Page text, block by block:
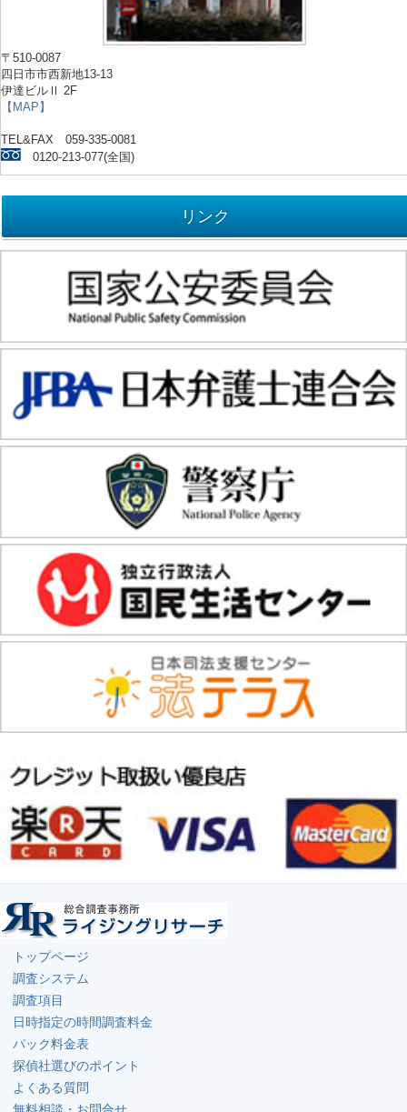
〒510-0087
四日市市西新地13-13
伊達ビルⅡ 2F
【MAP】
TEL&FAX 059-335-0081
0120-213-077(全国)
リンク
トップページ
調査システム
調査項目
日時指定の時間調査料金
パック料金表
探偵社選びのポイント
よくある質問